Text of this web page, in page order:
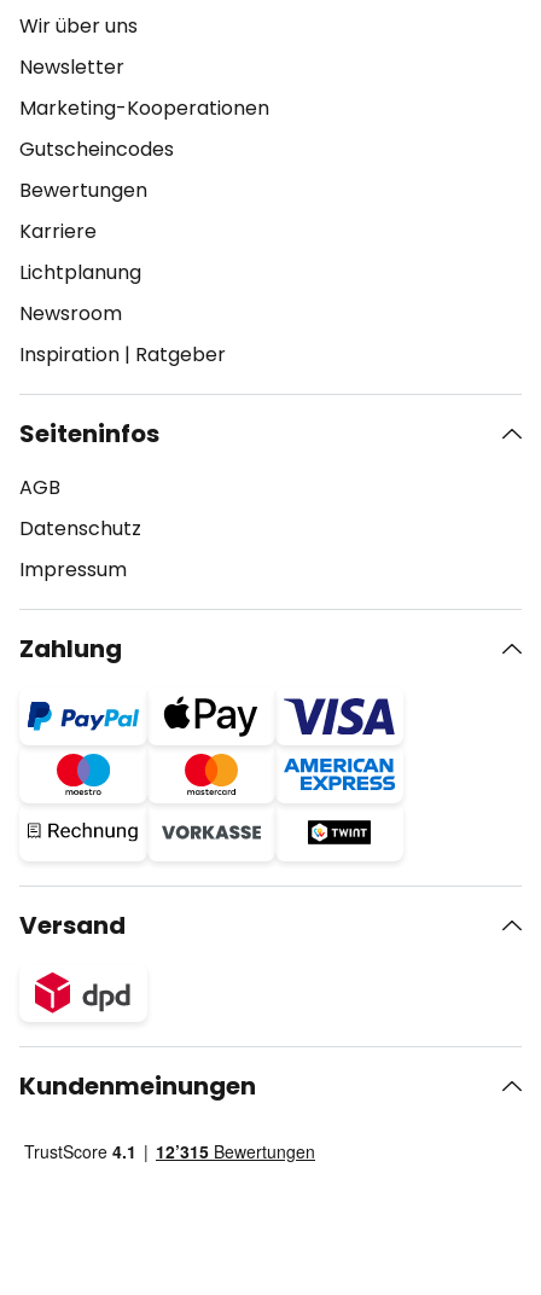
Wir über uns
Newsletter
Marketing-Kooperationen
Gutscheincodes
Bewertungen
Karriere
Lichtplanung
Newsroom
Inspiration | Ratgeber
Seiteninfos
AGB
Datenschutz
Impressum
Zahlung
Versand
Kundenmeinungen